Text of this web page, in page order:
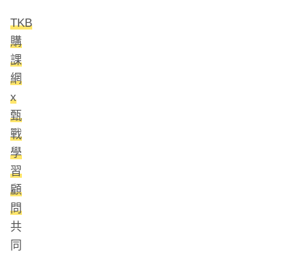
TKB
購
課
網
x
甄
戰
學
習
顧
問
共
同